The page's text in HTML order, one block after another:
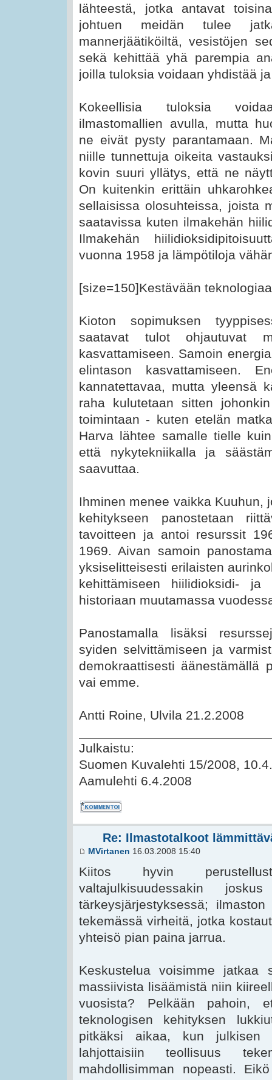
lähteestä, jotka antavat
johtuen meidän tulee
mannerjäätiköiltä, vesistöjen
sekä kehittää yhä parempia
joilla tuloksia voidaan yhdistää
Kokeellisia tuloksia
ilmastomallien avulla, mutta
ne eivät pysty parantamaan.
niille tunnettuja oikeita
kovin suuri yllätys, että ne
On kuitenkin erittäin
sellaisissa olosuhteissa, joista
saatavissa kuten ilmakehän
Ilmakehän
vuonna 1958 ja lämpötiloja
[size=150]Kestävään
Kioton sopimuksen
saatavat tulot ohjautuvat
kasvattamiseen. Samoin
elintason kasvattamiseen.
kannatettavaa, mutta yleensä
raha kulutetaan sitten
toimintaan - kuten etelän
Harva lähtee samalle tielle
että nykytekniikalla ja
saavuttaa.
Ihminen menee vaikka Kuuhun,
kehitykseen panostetaan
tavoitteen ja antoi resurssit
1969. Aivan samoin
yksiselitteisesti erilaisten
kehittämiseen hiilidioksidi- ja
historiaan muutamassa
Panostamalla lisäksi
syiden selvittämiseen ja
demokraattisesti äänestämällä
vai emme.
Antti Roine, Ulvila 21.2.2008
Julkaistu:
Suomen Kuvalehti 15/2008,
Aamulehti 6.4.2008
Kommentoi
Re: Ilmastotalkoot
MVirtanen 16.03.2008 15:40
Kiitos hyvin
valtajulkisuudessakin
tärkeysjärjestyksessä;
tekemässä virheitä, jotka
yhteisö pian paina jarrua.
Keskustelua voisimme jatkaa
massiivista lisäämistä niin
vuosista? Pelkään pahoin,
teknologisen kehityksen
pitkäksi aikaa, kun julkisen
lahjottaisiin teollisuus
mahdollisimman nopeasti.